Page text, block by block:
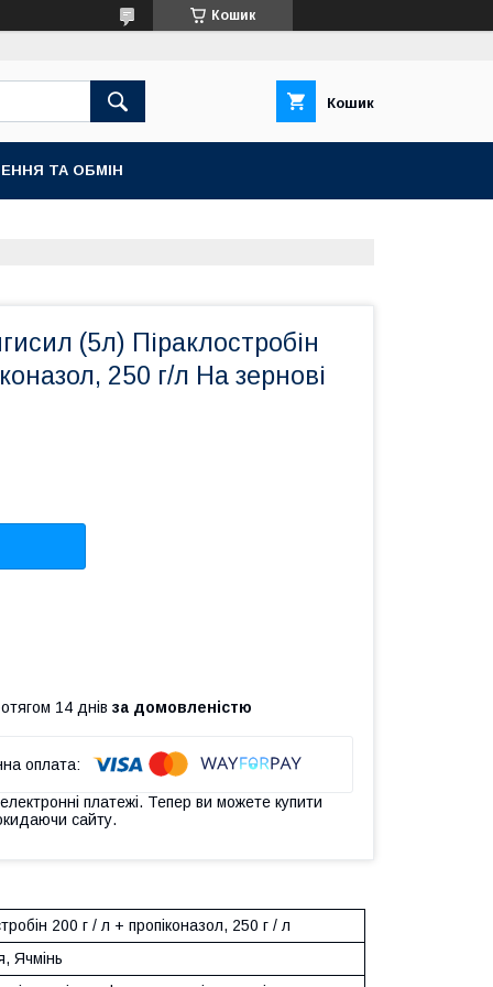
Кошик
Кошик
ТА ОБМІН
(5л) Піраклостробін
250 г/л На зернові
14 днів за домовленістю
платежі. Тепер ви можете купити
сайту.
200 г / л + пропіконазол, 250 г / л
Ячмінь